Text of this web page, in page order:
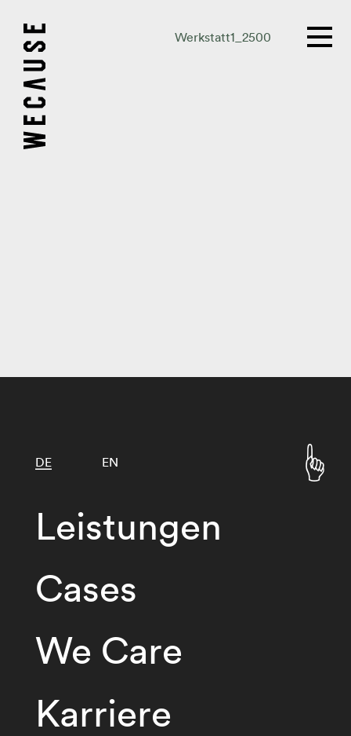
Werkstatt1_2500
Leistungen
Cases
We Care
Karriere
DE EN